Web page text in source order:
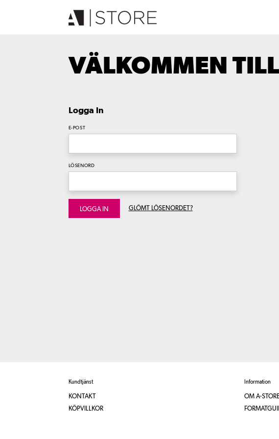
VÄLKOMMEN
Logga In
E-POST
LÖSENORD
LOGGA IN GLÖMT LÖSENORDET?
Kundtjänst
KONTAKT
KÖPVILLKOR
Information
OM A-